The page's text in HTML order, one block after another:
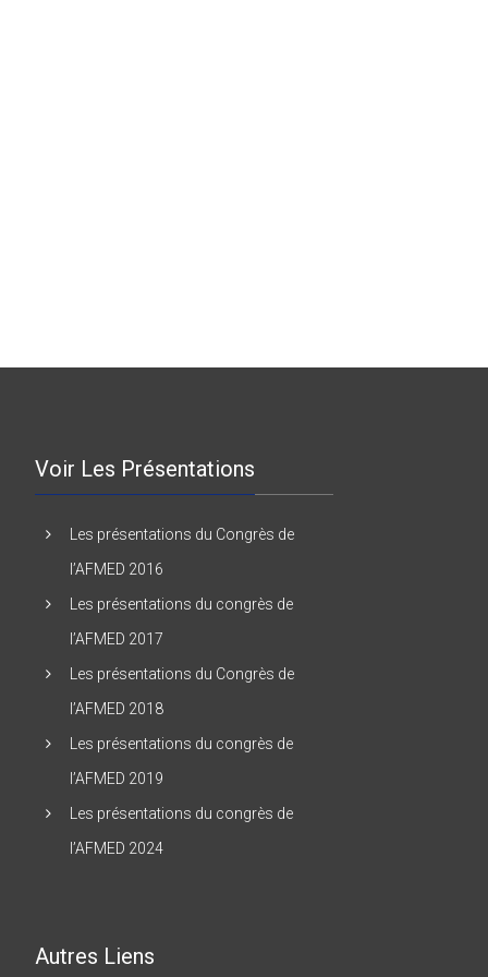
Voir Les Présentations
Les présentations du Congrès de
l’AFMED 2016
Les présentations du congrès de
l’AFMED 2017
Les présentations du Congrès de
l’AFMED 2018
Les présentations du congrès de
l’AFMED 2019
Les présentations du congrès de
l’AFMED 2024
Autres Liens